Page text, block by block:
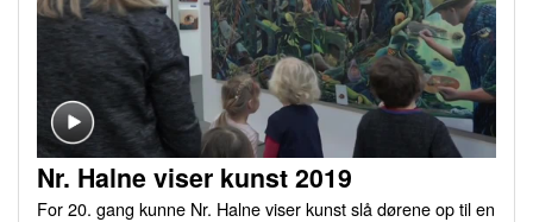
Nr. Halne viser kunst 2019
For 20. gang kunne Nr. Halne viser kunst slå dørene op til en